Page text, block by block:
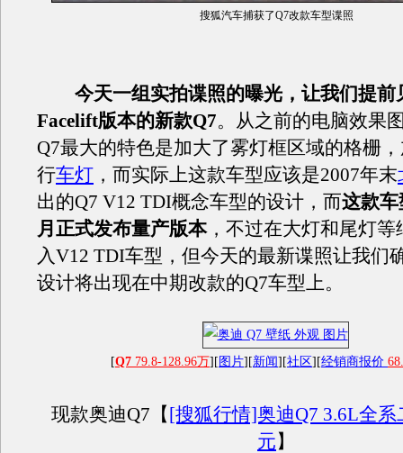
搜狐汽车捕获了Q7改款车型谍照
今天一组实拍谍照的曝光，让我们提前
Facelift版本的新款Q7。从之前的电脑效果
Q7最大的特色是加大了雾灯框区域的格栅
行车灯 ，而实际上这款车型应该是2007年末
出的Q7 V12 TDI概念车型的设计，而这款车
月正式发布量产版本，不过在大灯和尾灯等
入V12 TDI车型，但今天的最新谍照让我们
设计将出现在中期改款的Q7车型上。
[Q7 79.8-128.96万][ 图片][新闻][社区][经销商报价
现款奥迪Q7【[搜狐行情]奥迪Q7 3.6L全系
元】